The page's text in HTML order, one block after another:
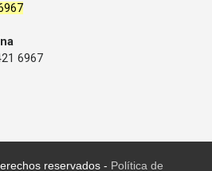
6967
reservados - Política de